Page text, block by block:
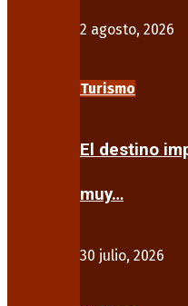
2 agosto, 2026
Turismo
El destino
muy…
30 julio, 2026